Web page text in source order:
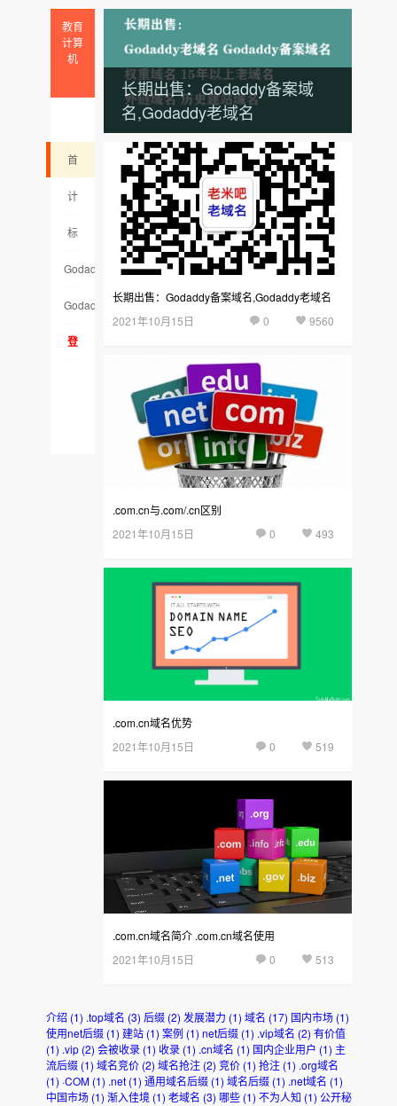
教育
计算
机
首
页
计
算
机
标
签
云
集
Godaddy
老
域
Godaddy
备
登
长期出售：Godaddy备案域
名,Godaddy老域名
长期出售：Godaddy备案域名,Godaddy老域名
2021年10月15日
9560
0
.com.cn与.com/.cn区别
2021年10月15日
493
0
.com.cn域名优势
2021年10月15日
519
0
.com.cn域名简介 .com.cn域名使用
2021年10月15日
513
0
介绍 (1) .top域名 (3) 后缀(2) 发展潜力 (1) 域名 (17) 国内市场(1)
使用net后缀(1) 建站(1) 案例 (1) net后缀(1) .vip域名 (2) 有价值
(1) .vip(2) 会被收录(1) 收录(1) .cn域名 (1) 国内企业用户 (1) 主
流后缀(1) 域名竞价(2) 域名抢注(2) 竞价(1) 抢注(1) .org域名
(1) ·COM(1) .net(1) 通用域名后缀(1) 域名后缀(1) .net域名 (1)
中国市场(1) 渐入佳境 (1) 老域名 (3) 哪些(1) 不为人知 (1) 公开秘